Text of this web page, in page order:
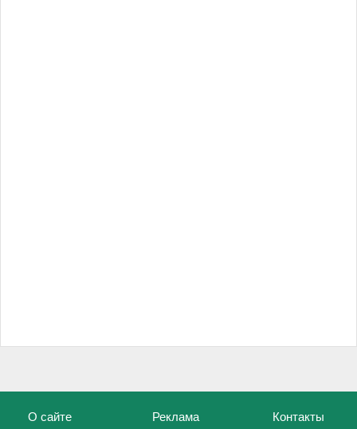
О сайте Реклама Контакты